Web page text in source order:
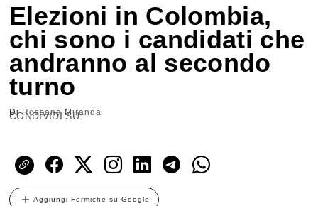
Elezioni in Colombia,
chi sono i candidati che
andranno al secondo
turno
DiRossana Miranda
CONDIVIDI SU:
Aggiungi Formiche su Google